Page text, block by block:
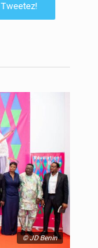
Tweetez!
© JD Benin